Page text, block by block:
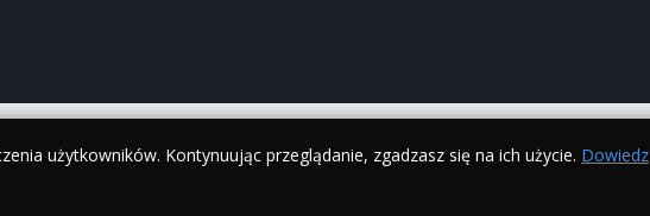
użytkowników. Kontynuując przeglądanie, zgadzasz się na ich użycie. Dowiedz